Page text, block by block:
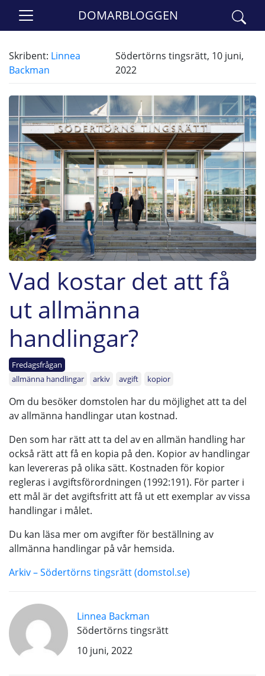
DOMARBLOGGEN
Skribent: Linnea
Backman
Södertörns tingsrätt, 10 juni,
2022
Vad kostar det att få
ut allmänna
handlingar?
Fredagsfrågan
allmänna handlingar
arkiv avgift kopior
Om du besöker domstolen har du möjlighet att ta del
av allmänna handlingar utan kostnad.
Den som har rätt att ta del av en allmän handling har
också rätt att få en kopia på den. Kopior av handlingar
kan levereras på olika sätt. Kostnaden för kopior
regleras i avgiftsförordningen (1992:191). För parter i
ett mål är det avgiftsfritt att få ut ett exemplar av vissa
handlingar i målet.
Du kan läsa mer om avgifter för beställning av
allmänna handlingar på vår hemsida.
Arkiv – Södertörns tingsrätt (domstol.se)
Linnea Backman
Södertörns tingsrätt
10 juni, 2022